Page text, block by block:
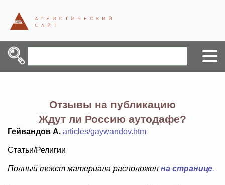
Отзывы на публикацию
Ждут ли Россию аутодафе?
Гейвандов А. articles/gaywandov.htm
Статьи/Религии
Полный текст материала расположен на странице.